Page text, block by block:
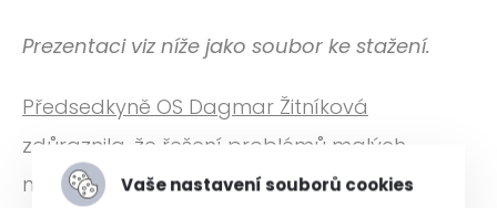
Prezentaci viz níže jako soubor ke stažení.
Předsedkyně OS Dagmar Žitníková
zdůraznila, že řešení problémů malých
nemocnic nespočívá v tom, aby se vzaly
Vaše nastavení souborů cookies